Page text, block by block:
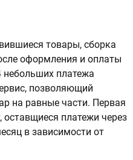
товары, сборка
оформления и оплаты
небольших платежа
позволяющий
на равные части. Первая
оставщиеся платежи через
в зависимости от